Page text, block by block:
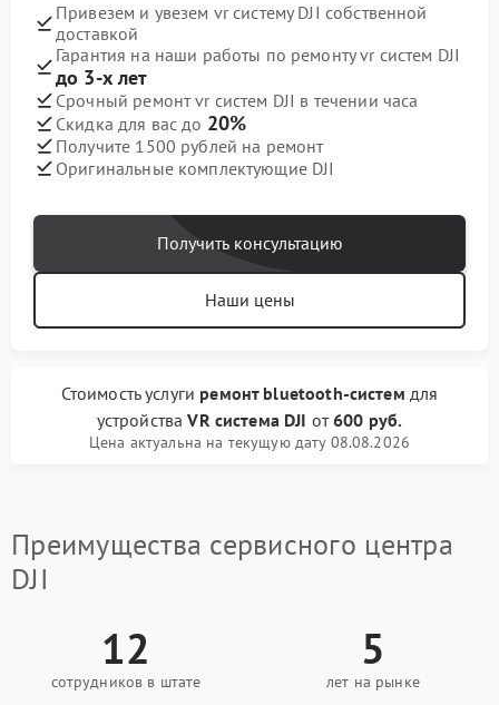
Привезем и увезем vr систему DJI собственной
доставкой
Гарантия на наши работы по ремонту vr систем DJI
до 3-х лет
Срочный ремонт vr систем DJI в течении часа
Скидка для вас до 20%
Получите 1500 рублей на ремонт
Оригинальные комплектующие DJI
Получить консультацию
Наши цены
Стоимость услуги ремонт bluetooth-систем для
устройстваVR система DJI от600 руб.
Цена актуальна на текущую дату 08.08.2026
Преимущества сервисного центра
DJI
12
сотрудников в штате
5
лет на рынке